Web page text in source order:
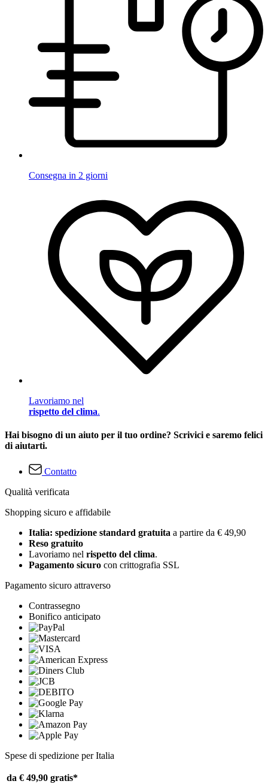
Consegna in 2 giorni
Lavoriamo nel
rispetto del clima.
Hai bisogno di un aiuto per il tuo ordine? Scrivici e saremo felici
di aiutarti.
Contatto
Qualità verificata
Shopping sicuro e affidabile
Italia: spedizione standard gratuita a partire da € 49,90
Reso gratuito
Lavoriamo nel rispetto del clima.
Pagamento sicuro con crittografia SSL
Pagamento sicuro attraverso
Contrassegno
Bonifico anticipato
Spese di spedizione per Italia
da € 49,90 gratis*